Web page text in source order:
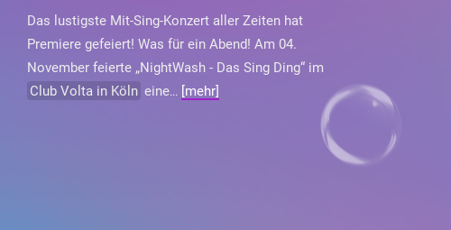
Das lustigste Mit-Sing-Konzert aller Zeiten hat
Premiere gefeiert! Was für ein Abend! Am 04.
November feierte „NightWash - Das Sing Ding“ im
Club Volta in Köln eine... [mehr]